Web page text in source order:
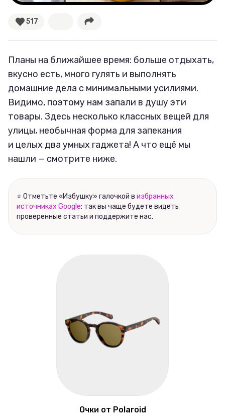
Соцсети
517
Планы на ближайшее время: больше отдыхать,
вкусно есть, много гулять и выполнять
домашние дела с минимальными усилиями.
Видимо, поэтому нам запали в душу эти
товары. Здесь несколько классных вещей для
улицы, необычная форма для запекания
и целых два умных гаджета! А что ещё мы
нашли — смотрите ниже.
⭐ Отметьте «Избушку» галочкой в избранных
источниках Google: так вы чаще будете видеть
проверенные статьи и поддержите нас.
Очки от Polaroid